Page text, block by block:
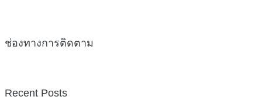
ช่องทางการติดตาม
Recent Posts